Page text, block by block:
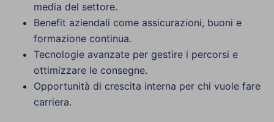
media del settore.
Benefit aziendali come assicurazioni, buoni e
formazione continua.
Tecnologie avanzate per gestire i percorsi e
ottimizzare le consegne.
Opportunità di crescita interna per chi vuole fare
carriera.